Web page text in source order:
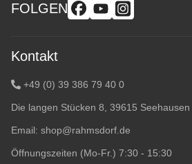
FOLGEN
Kontakt
+49 (0) 39 386 79 40 0
Die langen Stücken 8, 39615 Seehausen
Email: shop@rahmsdorf.de
Öffnungszeiten (Mo-Fr.) 7:30 - 15:30